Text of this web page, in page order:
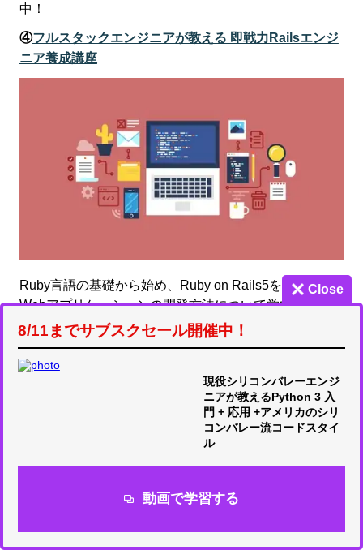
中！
④フルスタックエンジニアが教える 即戦力Railsエンジ
ニア養成講座
Ruby言語の基礎から始め、Ruby on Rails5を使用した
Webアプリケーションの開発方法について学びます。
Railsの動作環境をDockerで構築する方法についても学
⑤【サイバーセキュリティ ハンズオン】ハッキング技
Close
8/11までサブスクセール開催中！
現役シリコンバレーエンジ
ニアが教えるPython 3 入
門 + 応用 +アメリカのシリ
コンバレー流コードスタイ
ル
動画で学習する